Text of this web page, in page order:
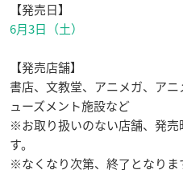
【発売日】
6月3日（土）
【発売店舗】
書店、文教堂、アニメガ、ア
ューズメント施設など
※お取り扱いのない店舗、発
す。
※なくなり次第、終了となりま